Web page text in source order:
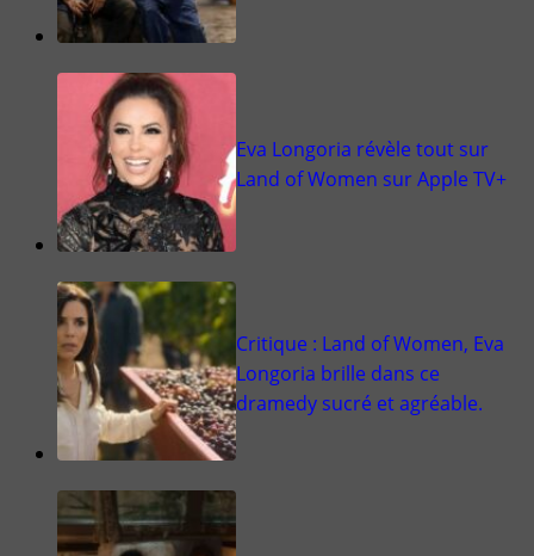
Eva Longoria révèle tout sur
Land of Women sur Apple TV+
Critique : Land of Women, Eva
Longoria brille dans ce
dramedy sucré et agréable.